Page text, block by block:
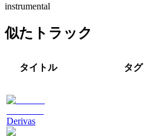
instrumental
似たトラック
タイトル タグ
Derivas